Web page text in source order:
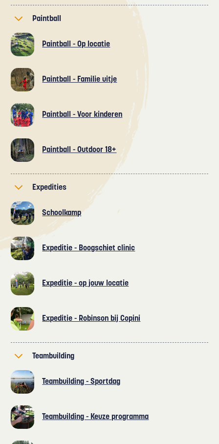
Paintball
Paintball - Op locatie
Paintball - Familie uitje
Paintball - Voor kinderen
Paintball - Outdoor 18+
Expedities
Schoolkamp
Expeditie - Boogschiet clinic
Expeditie - op jouw locatie
Expeditie - Robinson bij Copini
Teambuilding
Teambuilding - Sportdag
Teambuilding - Keuze programma